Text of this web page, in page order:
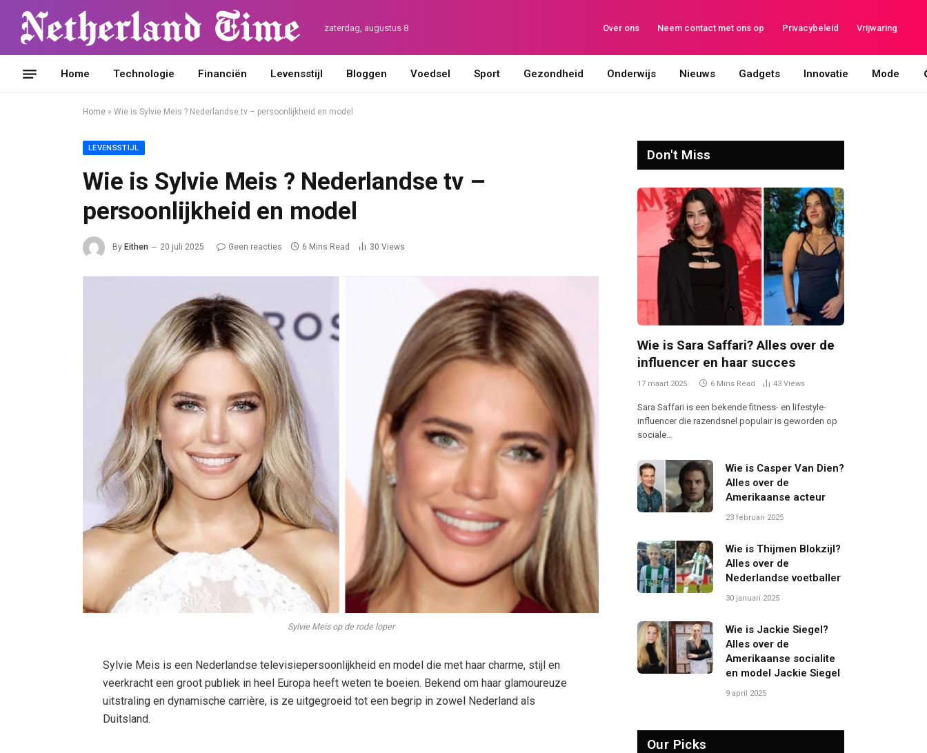
zaterdag, augustus 8 Over ons Neem contact met ons op Privacybeleid Vrijwaring
Home Technologie Financiën Levensstijl Bloggen Voedsel Sport Gezondheid Onderwijs Nieuws Gadgets Innovatie Mode
Home » Wie is Sylvie Meis ? Nederlandse tv – persoonlijkheid en model
LEVENSSTIJL
Wie is Sylvie Meis ? Nederlandse tv –
persoonlijkheid en model
By Eithen 20 juli 2025 Geen reacties 6 Mins Read 30 Views
Sylvie Meis op de rode loper
Sylvie Meis is een Nederlandse televisiepersoonlijkheid en model die met haar charme, stijl en
veerkracht een groot publiek in heel Europa heeft weten te boeien. Bekend om haar glamoureuze
uitstraling en dynamische carrière, is ze uitgegroeid tot een begrip in zowel Nederland als
Duitsland.
Don't Miss
Wie is Sara Saffari? Alles over de
influencer en haar succes
17 maart 2025 6 Mins Read 43 Views
Sara Saffari is een bekende fitness- en lifestyle-
influencer die razendsnel populair is geworden op
sociale…
Wie is Casper Van Dien?
Alles over de
Amerikaanse acteur
23 februari 2025
Wie is Thijmen Blokzijl?
Alles over de
Nederlandse voetballer
30 januari 2025
Wie is Jackie Siegel?
Alles over de
Amerikaanse socialite
en model Jackie Siegel
9 april 2025
Our Picks